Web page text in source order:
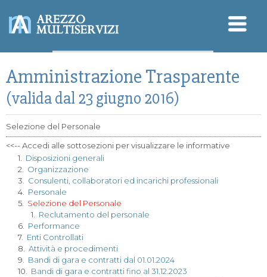
Qualità - Ambiente
Modello Organizzativo
D.Lgs. 196/2003 (Privacy)
Amministrazione Trasparente
(valida dal 23 giugno 2016)
Selezione del Personale
<<-- Accedi alle sottosezioni per visualizzare le informative
1. Disposizioni generali
2. Organizzazione
3. Consulenti, collaboratori ed incarichi professionali
4. Personale
5. Selezione del Personale
1. Reclutamento del personale
6. Performance
7. Enti Controllati
8. Attività e procedimenti
9. Bandi di gara e contratti dal 01.01.2024
10. Bandi di gara e contratti fino al 31.12.2023